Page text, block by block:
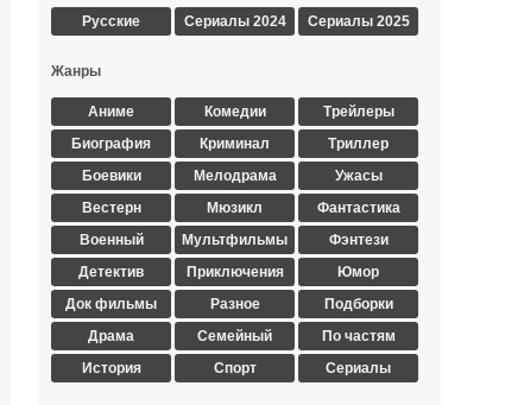
Русские Сериалы 2024 Сериалы 2025
Жанры
Аниме
Биография
Боевики
Вестерн
Военный
Детектив
Док фильмы
Драма
История
Комедии
Криминал
Мелодрама
Мюзикл
Мультфильмы
Приключения
Разное
Семейный
Спорт
Трейлеры
Триллер
Ужасы
Фантастика
Фэнтези
Юмор
Подборки
По частям
Сериалы